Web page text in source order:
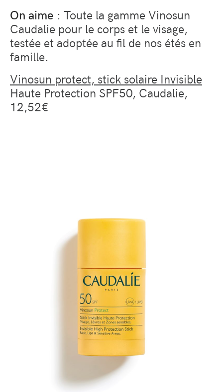
On aime : Toute la gamme Vinosun
Caudalie pour le corps et le visage,
testée et adoptée au fil de nos étés en
famille.
Vinosun protect, stick solaire Invisible
Haute Protection SPF50, Caudalie,
12,52€